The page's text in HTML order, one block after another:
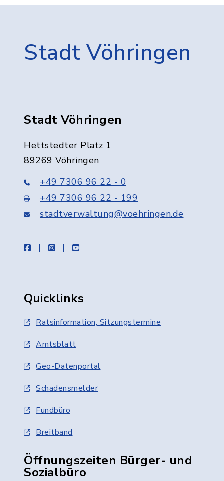
Stadt Vöhringen
Stadt Vöhringen
Hettstedter Platz 1
89269 Vöhringen
+49 7306 96 22 - 0
+49 7306 96 22 - 199
stadtverwaltung@voehringen.de
facebookinstagramyoutube
Quicklinks
Ratsinformation, Sitzungstermine
Amtsblatt
Geo-Datenportal
Schadensmelder
Fundbüro
Breitband
Öffnungszeiten Bürger- und
Sozialbüro